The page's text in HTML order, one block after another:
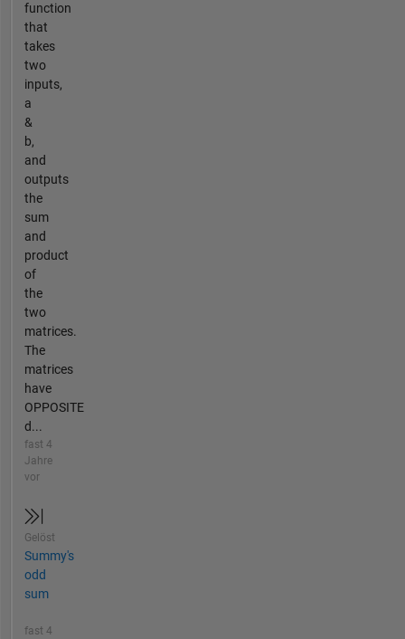
function
that
takes
two
inputs,
a
&
b,
and
outputs
the
sum
and
product
of
the
two
matrices.
The
matrices
have
OPPOSITE
d...
fast 4
Jahre
vor
Gelöst
Summy's
odd
sum
fast 4